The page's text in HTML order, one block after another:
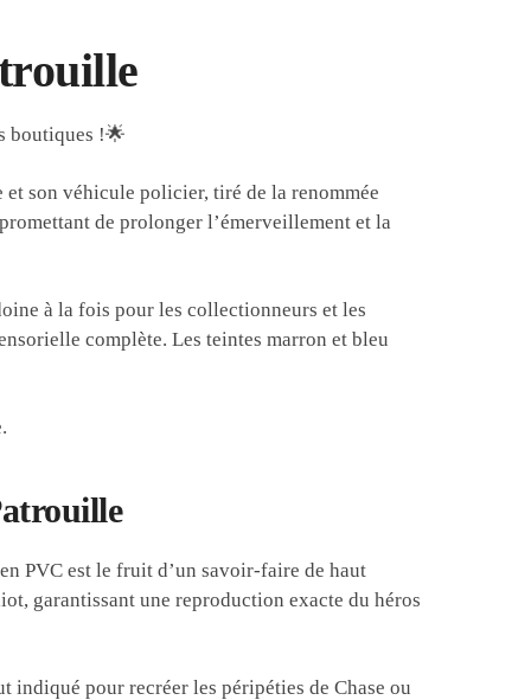
boutiques !🌟
et sonvéhicule policier, tiré de la renommée
de prolonger l’émerveillement et la
à la fois pour les collectionneurs et les
complète. Les teintesmarron et bleu
PVC est le fruit d’un savoir-faire de haut
garantissant une reproduction exacte du héros
indiqué pour recréer les péripéties de Chase ou